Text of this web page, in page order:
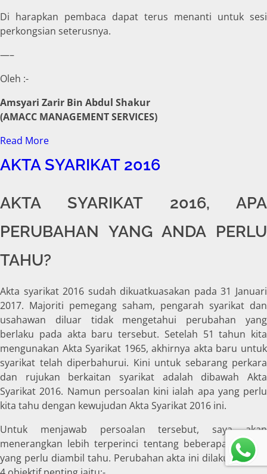
Di harapkan pembaca dapat terus menanti untuk sesi
perkongsian seterusnya.
—–
Oleh :-
Amsyari Zarir Bin Abdul Shakur
(AMACC MANAGEMENT SERVICES)
Read More
AKTA SYARIKAT 2016
AKTA SYARIKAT 2016, APA
PERUBAHAN YANG ANDA PERLU
TAHU?
Akta syarikat 2016 sudah dikuatkuasakan pada 31 Januari
2017. Majoriti pemegang saham, pengarah syarikat dan
usahawan diluar tidak mengetahui perubahan yang
berlaku pada akta baru tersebut. Setelah 51 tahun kita
mengunakan Akta Syarikat 1965, akhirnya akta baru untuk
syarikat telah diperbahurui. Kini untuk sebarang perkara
dan rujukan berkaitan syarikat adalah dibawah Akta
Syarikat 2016. Namun persoalan kini ialah apa yang perlu
kita tahu dengan kewujudan Akta Syarikat 2016 ini.
Untuk menjawab persoalan tersebut, saya akan
menerangkan lebih terperinci tentang beberapa perkara
yang perlu diambil tahu. Perubahan akta ini dilakukan atas